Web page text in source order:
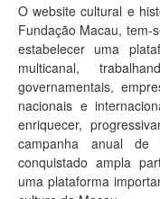
O website cultural e
Fundação Macau, tem-
estabelecer uma
multicanal,
governamentais,
nacionais e
enriquecer,
campanha anual
conquistado ampla
uma plataforma